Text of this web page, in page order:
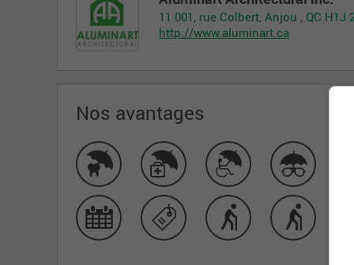
11 001, rue Colbert, Anjou , QC H1J
http://www.aluminart.ca
Nos avantages